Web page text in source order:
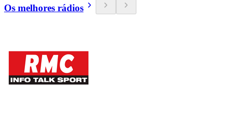
Os melhores rádios